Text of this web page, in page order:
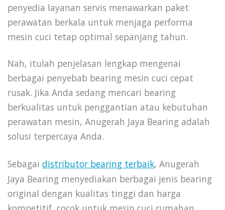
penyedia layanan servis menawarkan paket
perawatan berkala untuk menjaga performa
mesin cuci tetap optimal sepanjang tahun.
Nah, itulah penjelasan lengkap mengenai
berbagai penyebab bearing mesin cuci cepat
rusak. Jika Anda sedang mencari bearing
berkualitas untuk penggantian atau kebutuhan
perawatan mesin, Anugerah Jaya Bearing adalah
solusi terpercaya Anda.
Sebagai distributor bearing terbaik, Anugerah
Jaya Bearing menyediakan berbagai jenis bearing
original dengan kualitas tinggi dan harga